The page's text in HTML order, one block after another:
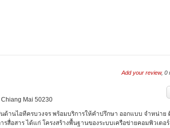
Add your review, 0
Mai 50230
ด้านไอทีครบวงจร พร้อมบริการให้คำปรึกษา ออกแบบ จำหน่าย
รสื่อสาร ได้แก่ โครงสร้างพื้นฐานของระบบเครือข่ายคอมพิวเตอ